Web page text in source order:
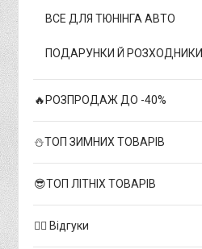
ВСЕ ДЛЯ ТЮНІНГА АВТО
ПОДАРУНКИ Й РОЗХОДНИКИ
🔥РОЗПРОДАЖ ДО -40%
⛄ТОП ЗИМНИХ ТОВАРІВ
😎ТОП ЛІТНІХ ТОВАРІВ
✍🏻 Відгуки